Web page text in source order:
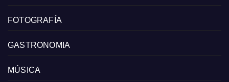
FOTOGRAFÍA
GASTRONOMIA
MÚSICA